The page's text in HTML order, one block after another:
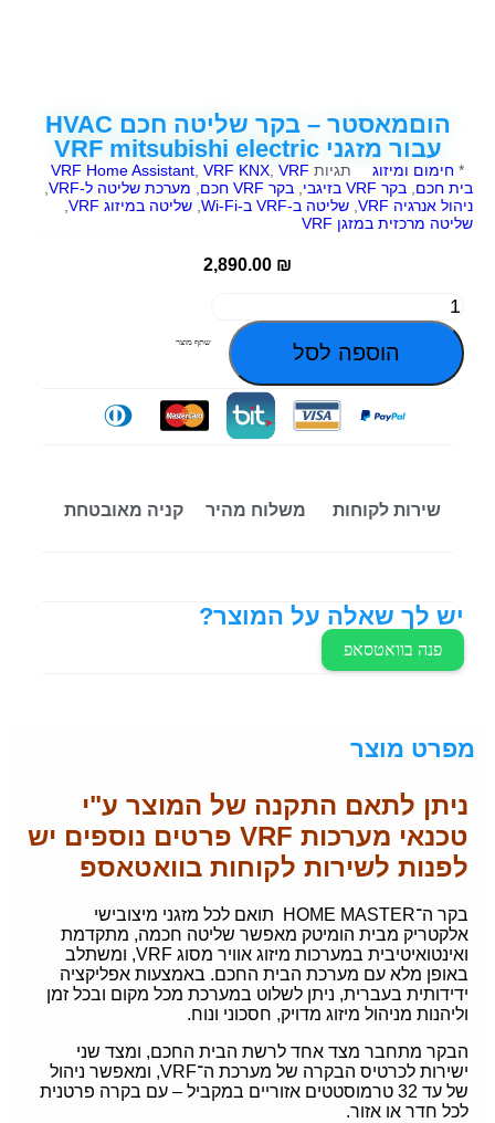
הוםמאסטר – בקר שליטה חכם HVAC
עבור מזגני VRF mitsubishi electric
* חימום ומיזוג תגיות VRF Home Assistant VRF KNX VRF
בית חכם ,בקר VRF בזיגבי ,בקר VRF חכם מערכת שליטה ל‑VRF
ניהול אנרגיה VRF
,שליטה ב‑VRF ב‑Wi‑Fi ,שליטה במיזוג VRF
שליטה מרכזית במזגן VRF
2,890.00 ₪
הוספה לסל שתף מוצר
שירות לקוחות משלוח מהיר קניה מאובטחת
יש לך שאלה על המוצר?
פנה בוואטסאפ
מפרט מוצר
ניתן לתאם התקנה של המוצר ע"י
טכנאי מערכות VRF פרטים נוספים יש
לפנות לשירות לקוחות בוואטאספ
בקר ה־HOME MASTER תואם לכל מזגני מיצובישי
אלקטריק מבית הומיטק מאפשר שליטה חכמה, מתקדמת
ואינטואיטיבית במערכות מיזוג אוויר מסוג VRF, ומשתלב
באופן מלא עם מערכת הבית החכם. באמצעות אפליקציה
ידידותית בעברית, ניתן לשלוט במערכת מכל מקום ובכל זמן
וליהנות מניהול מיזוג מדויק, חסכוני ונוח.
הבקר מתחבר מצד אחד לרשת הבית החכם, ומצד שני
ישירות לכרטיס הבקרה של מערכת ה־VRF, ומאפשר ניהול
של עד 32 טרמוסטטים אזוריים במקביל – עם בקרה פרטנית
לכל חדר או אזור.